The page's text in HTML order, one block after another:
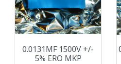
0.0131ΜF 1500V +/-
5% ERO MKP